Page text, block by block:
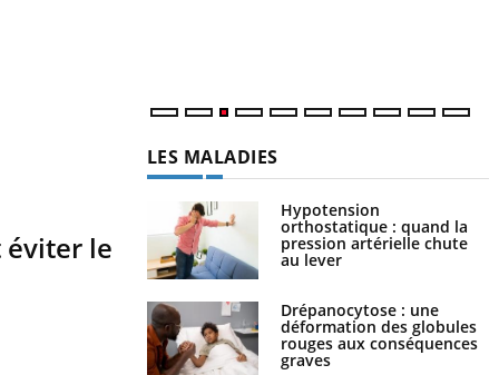
éviter le
LES MALADIES
Hypotension
orthostatique : quand la
pression artérielle chute
au lever
Drépanocytose : une
déformation des globules
rouges aux conséquences
graves